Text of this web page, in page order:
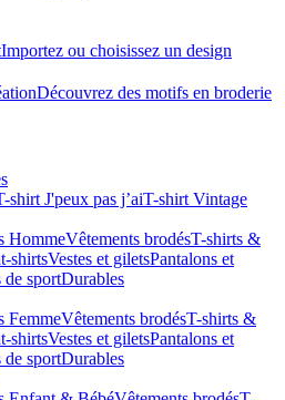
Importez ou choisissez un design
Découvrez des motifs en broderie
shirt J'peux pas j’aiT-shirt Vintage
HommeVêtements brodésT-shirts &
shirtsVestes et giletsPantalons et
de sportDurables
FemmeVêtements brodésT-shirts &
shirtsVestes et giletsPantalons et
de sportDurables